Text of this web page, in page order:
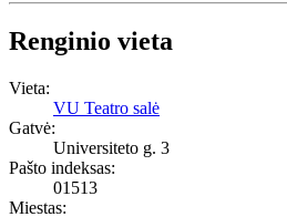
Renginio vieta
Vieta:
VU Teatro salė
Gatvė:
Universiteto g. 3
Pašto indeksas:
01513
Miestas: